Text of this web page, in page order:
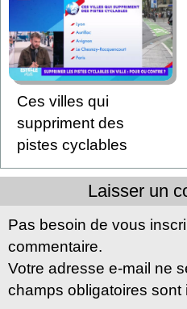
Ces villes qui
suppriment des
pistes cyclables
Laisser un
Pas besoin de vous
commentaire.
Votre adresse e-mail ne
champs obligatoires sont